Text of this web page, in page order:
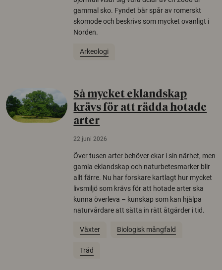
gammal sko. Fyndet bär spår av romerskt
skomode och beskrivs som mycket ovanligt i
Norden.
Arkeologi
Så mycket eklandskap
krävs för att rädda hotade
arter
22 juni 2026
Över tusen arter behöver ekar i sin närhet, men
gamla eklandskap och naturbetesmarker blir
allt färre. Nu har forskare kartlagt hur mycket
livsmiljö som krävs för att hotade arter ska
kunna överleva – kunskap som kan hjälpa
naturvårdare att sätta in rätt åtgärder i tid.
Växter Biologisk mångfald
Träd